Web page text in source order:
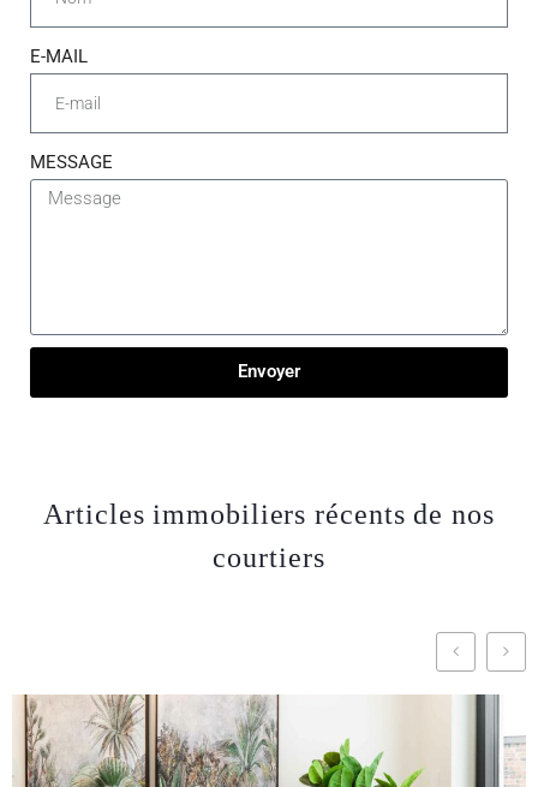
E-MAIL
MESSAGE
Envoyer
Articles immobiliers récents de nos
courtiers